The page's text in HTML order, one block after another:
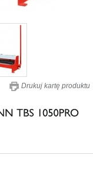
Drukuj kartę produktu